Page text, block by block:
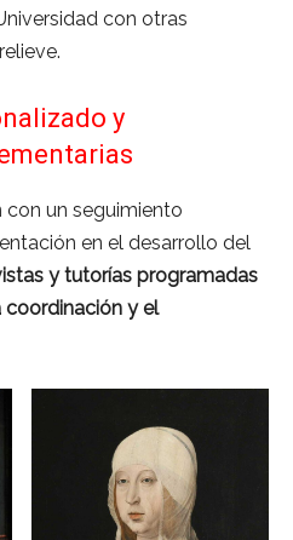
con otras
y
un seguimiento
en el desarrollo del
y tutorías programadas
coordinación y el